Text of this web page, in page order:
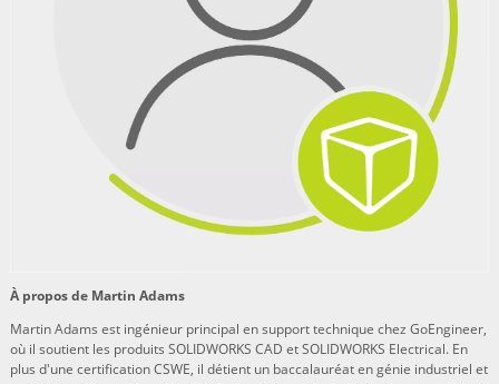
À propos de Martin Adams
Martin Adams est ingénieur principal en support technique chez GoEngineer,
où il soutient les produits SOLIDWORKS CAD et SOLIDWORKS Electrical. En
plus d'une certification CSWE, il détient un baccalauréat en génie industriel et